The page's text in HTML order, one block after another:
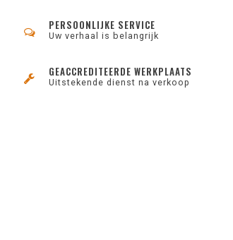
PERSOONLIJKE SERVICE
Uw verhaal is belangrijk
GEACCREDITEERDE WERKPLAATS
Uitstekende dienst na verkoop